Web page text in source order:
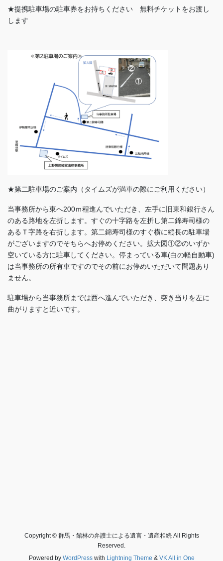
★提携駐車場の駐車券をお持ちください 無料チケットをお渡し
します
★第二駐車場のご案内（タイムズが満車の際にご利用ください）
当事務所から東へ200ｍ程進んでいただき、左手に旧東和銀行さん
のある路地を左折します。すぐの十字路を左折し第二錦寿司様の
あるＴ字路を右折します。第二錦寿司様のすぐ横に縦長の駐車場
がございますのでそちらへお停めください。拡大図①②のいずか
空いている方に駐車してください。停まっている車(白の軽自動車)
は当事務所の所有車ですのでその前にお停めいただいて問題あり
ません。
駐車場から当事務所までは西へ進んでいただき、突き当りを左に
曲がりますと近いです。
Copyright © 群馬・館林の弁護士による遺言・遺産相続 All Rights
Reserved.
Powered by WordPresswith Lightning Theme & VK All in One